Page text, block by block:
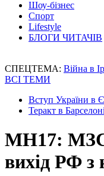
Шоу-бізнес
Спорт
Lifestyle
БЛОГИ ЧИТАЧІВ
СПЕЦТЕМА: Війна в
ВСІ ТЕМИ
Вступ України в
Теракт в Барселоні
MH17: МЗС
вихід РФ з